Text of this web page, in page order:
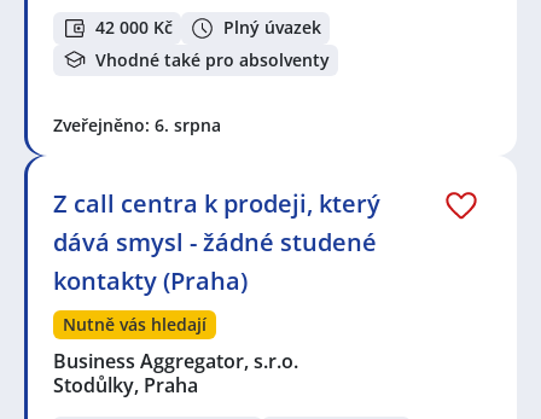
42 000 Kč
Plný úvazek
Vhodné také pro absolventy
Zveřejněno: 6. srpna
Z call centra k prodeji, který
dává smysl - žádné studené
kontakty (Praha)
Nutně vás hledají
Business Aggregator, s.r.o.
Stodůlky, Praha